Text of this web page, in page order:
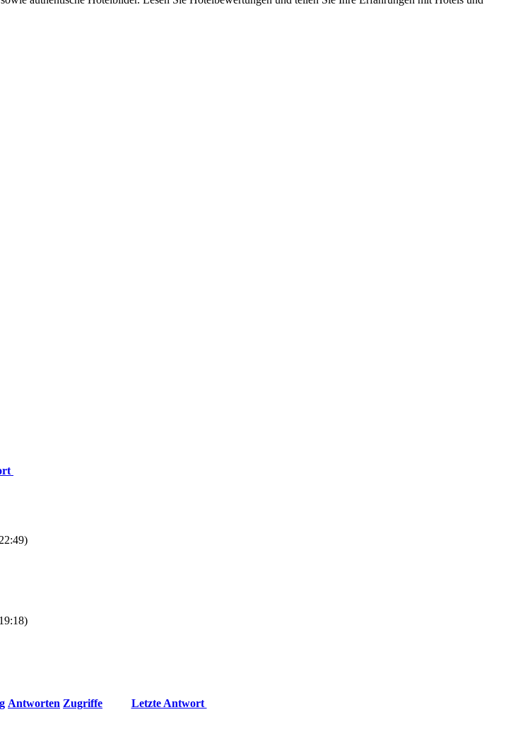
Antworten Zugriffe Letzte Antwort